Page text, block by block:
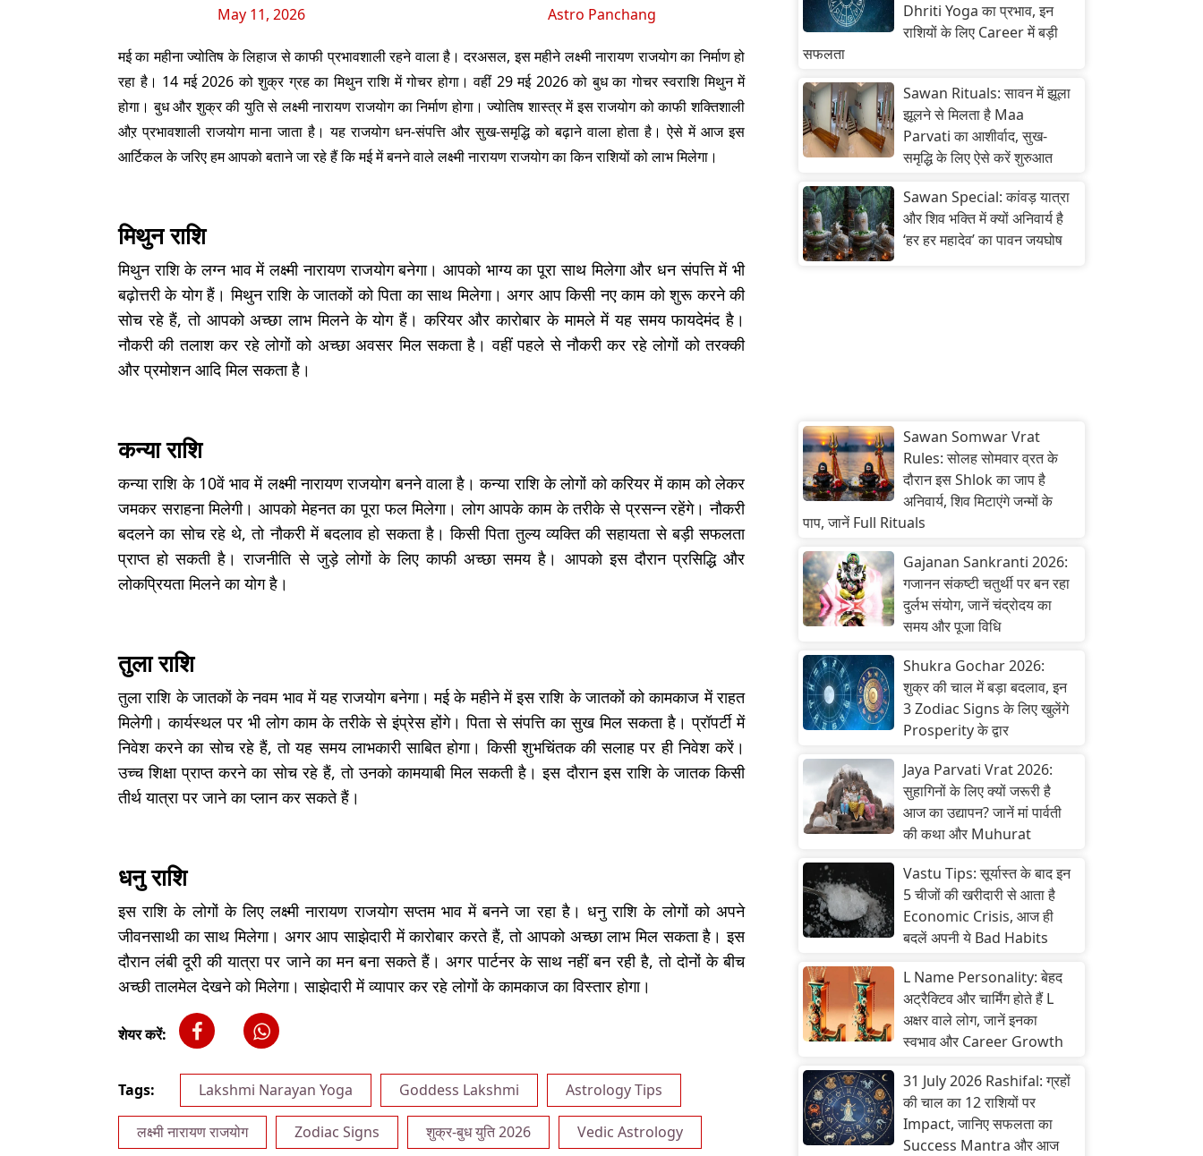
May 11, 2026 Astro Panchang
मई का महीना ज्योतिष के लिहाज से काफी प्रभावशाली रहने वाला है। दरअसल, इस महीने लक्ष्मी नारायण राजयोग का निर्माण हो
रहा है। 14 मई 2026 को शुक्र ग्रह का मिथुन राशि में गोचर होगा। वहीं 29 मई 2026 को बुध का गोचर स्वराशि मिथुन में
होगा। बुध और शुक्र की युति से लक्ष्मी नारायण राजयोग का निर्माण होगा। ज्योतिष शास्त्र में इस राजयोग को काफी शक्तिशाली
औऱ प्रभावशाली राजयोग माना जाता है। यह राजयोग धन-संपत्ति और सुख-समृद्धि को बढ़ाने वाला होता है। ऐसे में आज इस
आर्टिकल के जरिए हम आपको बताने जा रहे हैं कि मई में बनने वाले लक्ष्मी नारायण राजयोग का किन राशियों को लाभ मिलेगा।
मिथुन राशि
मिथुन राशि के लग्न भाव में लक्ष्मी नारायण राजयोग बनेगा। आपको भाग्य का पूरा साथ मिलेगा और धन संपत्ति में भी
बढ़ोत्तरी के योग हैं। मिथुन राशि के जातकों को पिता का साथ मिलेगा। अगर आप किसी नए काम को शुरू करने की
सोच रहे हैं, तो आपको अच्छा लाभ मिलने के योग हैं। करियर और कारोबार के मामले में यह समय फायदेमंद है।
नौकरी की तलाश कर रहे लोगों को अच्छा अवसर मिल सकता है। वहीं पहले से नौकरी कर रहे लोगों को तरक्की
और प्रमोशन आदि मिल सकता है।
कन्या राशि
कन्या राशि के 10वें भाव में लक्ष्मी नारायण राजयोग बनने वाला है। कन्या राशि के लोगों को करियर में काम को लेकर
जमकर सराहना मिलेगी। आपको मेहनत का पूरा फल मिलेगा। लोग आपके काम के तरीके से प्रसन्न रहेंगे। नौकरी
बदलने का सोच रहे थे, तो नौकरी में बदलाव हो सकता है। किसी पिता तुल्य व्यक्ति की सहायता से बड़ी सफलता
प्राप्त हो सकती है। राजनीति से जुड़े लोगों के लिए काफी अच्छा समय है। आपको इस दौरान प्रसिद्धि और
लोकप्रियता मिलने का योग है।
तुला राशि
तुला राशि के जातकों के नवम भाव में यह राजयोग बनेगा। मई के महीने में इस राशि के जातकों को कामकाज में राहत
मिलेगी। कार्यस्थल पर भी लोग काम के तरीके से इंप्रेस होंगे। पिता से संपत्ति का सुख मिल सकता है। प्रॉपर्टी में
निवेश करने का सोच रहे हैं, तो यह समय लाभकारी साबित होगा। किसी शुभचिंतक की सलाह पर ही निवेश करें।
उच्च शिक्षा प्राप्त करने का सोच रहे हैं, तो उनको कामयाबी मिल सकती है। इस दौरान इस राशि के जातक किसी
तीर्थ यात्रा पर जाने का प्लान कर सकते हैं।
धनु राशि
इस राशि के लोगों के लिए लक्ष्मी नारायण राजयोग सप्तम भाव में बनने जा रहा है। धनु राशि के लोगों को अपने
जीवनसाथी का साथ मिलेगा। अगर आप साझेदारी में कारोबार करते हैं, तो आपको अच्छा लाभ मिल सकता है। इस
दौरान लंबी दूरी की यात्रा पर जाने का मन बना सकते हैं। अगर पार्टनर के साथ नहीं बन रही है, तो दोनों के बीच
अच्छी तालमेल देखने को मिलेगा। साझेदारी में व्यापार कर रहे लोगों के कामकाज का विस्तार होगा।
शेयर करें:
Tags: Lakshmi Narayan Yoga Goddess Lakshmi Astrology Tips
लक्ष्मी नारायण राजयोग Zodiac Signs शुक्र-बुध युति 2026 Vedic Astrology
Dhriti Yoga का प्रभाव, इन
राशियों के लिए Career में बड़ी
सफलता
Sawan Rituals: सावन में झूला
झूलने से मिलता है Maa
Parvati का आशीर्वाद, सुख-
समृद्धि के लिए ऐसे करें शुरुआत
Sawan Special: कांवड़ यात्रा
और शिव भक्ति में क्यों अनिवार्य है
‘हर हर महादेव’ का पावन जयघोष
Sawan Somwar Vrat
Rules: सोलह सोमवार व्रत के
दौरान इस Shlok का जाप है
अनिवार्य, शिव मिटाएंगे जन्मों के
पाप, जानें Full Rituals
Gajanan Sankranti 2026:
गजानन संकष्टी चतुर्थी पर बन रहा
दुर्लभ संयोग, जानें चंद्रोदय का
समय और पूजा विधि
Shukra Gochar 2026:
शुक्र की चाल में बड़ा बदलाव, इन
3 Zodiac Signs के लिए खुलेंगे
Prosperity के द्वार
Jaya Parvati Vrat 2026:
सुहागिनों के लिए क्यों जरूरी है
आज का उद्यापन? जानें मां पार्वती
की कथा और Muhurat
Vastu Tips: सूर्यास्त के बाद इन
5 चीजों की खरीदारी से आता है
Economic Crisis, आज ही
बदलें अपनी ये Bad Habits
L Name Personality: बेहद
अट्रैक्टिव और चार्मिंग होते हैं L
अक्षर वाले लोग, जानें इनका
स्वभाव और Career Growth
31 July 2026 Rashifal: ग्रहों
की चाल का 12 राशियों पर
Impact, जानिए सफलता का
Success Mantra और आज